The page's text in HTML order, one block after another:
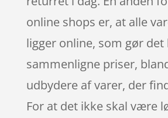
online shops er, at alle
ligger online, som gør det
sammenligne priser,
udbydere af varer, der
For at det ikke skal være